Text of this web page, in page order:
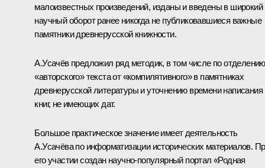
малоизвестных произведений, изданы и введены в широкий
научный оборот ранее никогда не публиковавшиеся важные
памятники древнерусской книжности.
А.Усачёв предложил ряд методик, в том числе по отделению
«авторского» текста от «компилятивного» в памятниках
древнерусской литературы и уточнению времени написания
книг, не имеющих дат.
Большое практическое значение имеет деятельность
А.Усачёва по информатизации исторических материалов.
его участии создан научно-популярный портал «Родная